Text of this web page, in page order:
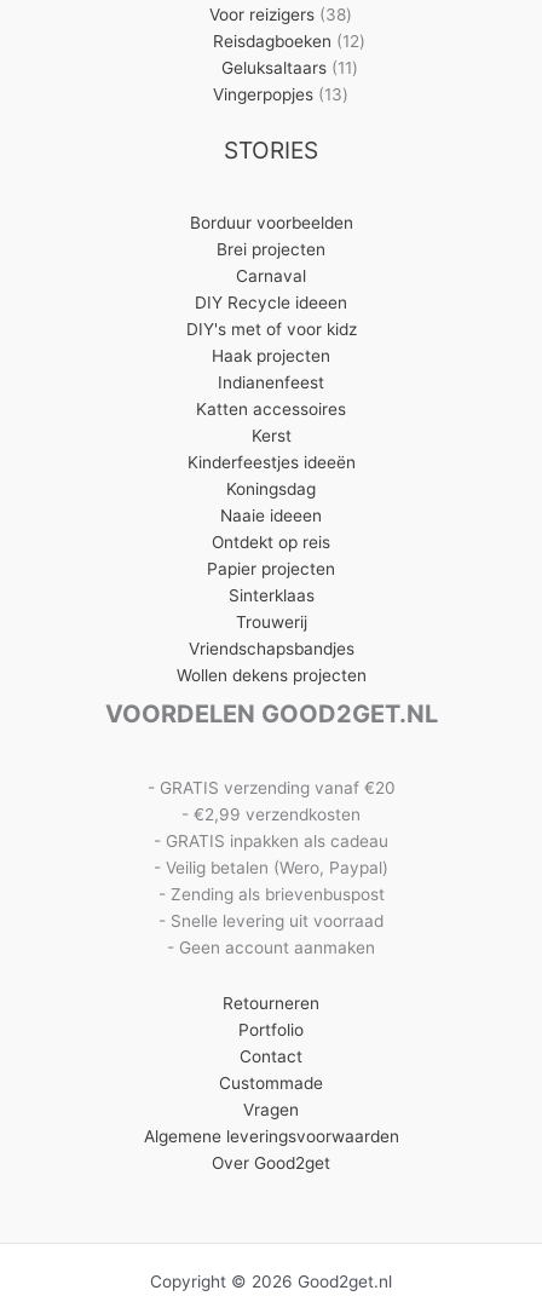
producten
Voor reizigers 3838
producten
Reisdagboeken 1212
Geluksaltaars 1111
Vingerpopjes 1313
STORIES
Borduur voorbeelden
Brei projecten
Carnaval
DIY Recycle ideeen
DIY's met of voor kidz
Haak projecten
Indianenfeest
Katten accessoires
Kerst
Kinderfeestjes ideeën
Koningsdag
Naaie ideeen
Ontdekt op reis
Papier projecten
Sinterklaas
Trouwerij
Vriendschapsbandjes
Wollen dekens projecten
VOORDELEN GOOD2GET.NL
- GRATIS verzending vanaf €20
- €2,99 verzendkosten
- GRATIS inpakken als cadeau
- Veilig betalen (Wero, Paypal)
- Zending als brievenbuspost
- Snelle levering uit voorraad
- Geen account aanmaken
Retourneren
Portfolio
Contact
Custommade
Vragen
Algemene leveringsvoorwaarden
Over Good2get
Copyright © 2026 Good2get.nl